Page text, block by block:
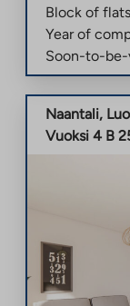
Block of flats
Year of
Soon-to-
Naantali,
Vuoksi 4 B